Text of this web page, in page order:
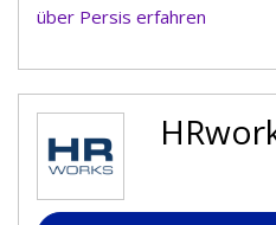
über Persis erfahren